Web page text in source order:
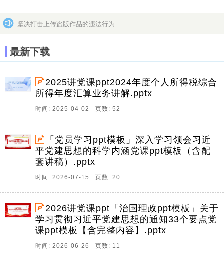
坚决打击上传盗版作品的违法行为
最新下载
2025讲党课ppt2024年度个人所得税综合
所得年度汇算业务讲解.pptx
时间: 2025-04-02 页数: 52
「党员学习ppt模板」深入学习领会习近
平党建思想的科学内涵党课ppt模板（含配
套讲稿）.pptx
时间: 2026-07-15 页数: 20
2026讲党课ppt「治国理政ppt模板」关于
学习贯彻习近平党建思想的通知33个要点党
课ppt模板【含完整内容】.pptx
时间: 2026-06-26 页数: 11